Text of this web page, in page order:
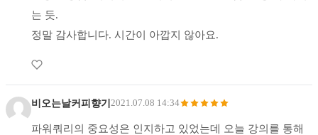
는 듯.
정말 감사합니다. 시간이 아깝지 않아요.
비오는날커피향기2021.07.08 14:34
파워쿼리의 중요성은 인지하고 있었는데 오늘 강의를 통해